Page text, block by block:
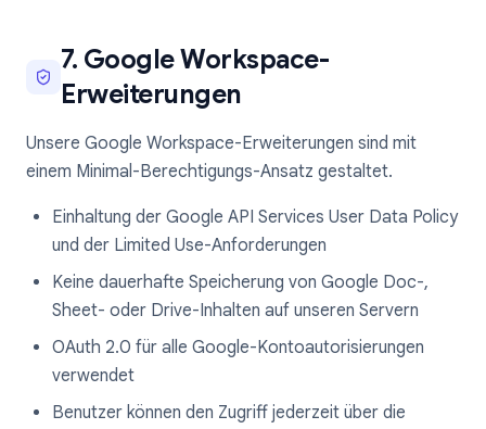
7. Google Workspace-
Erweiterungen
Unsere Google Workspace-Erweiterungen sind mit
einem Minimal-Berechtigungs-Ansatz gestaltet.
Einhaltung der Google API Services User Data Policy
und der Limited Use-Anforderungen
Keine dauerhafte Speicherung von Google Doc-,
Sheet- oder Drive-Inhalten auf unseren Servern
OAuth 2.0 für alle Google-Kontoautorisierungen
verwendet
Benutzer können den Zugriff jederzeit über die